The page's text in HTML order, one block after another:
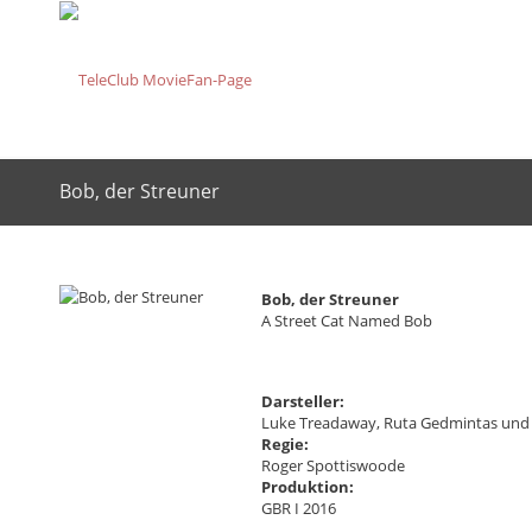
Bob, der Streuner
Bob, der Streuner
A Street Cat Named Bob
Darsteller:
Luke Treadaway, Ruta Gedmintas
Regie:
Roger Spottiswoode
Produktion:
GBR I 2016